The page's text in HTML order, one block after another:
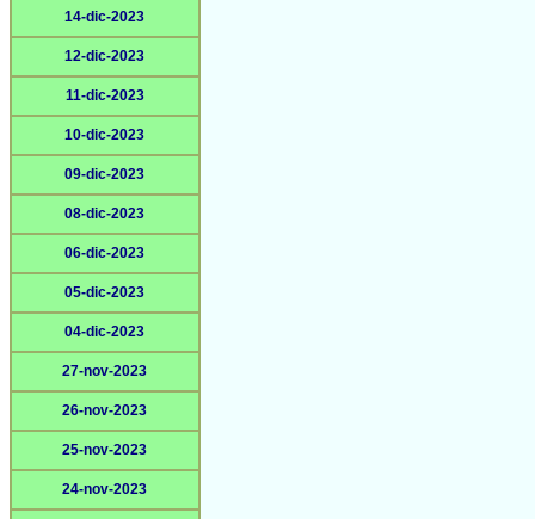
14-dic-2023
12-dic-2023
11-dic-2023
10-dic-2023
09-dic-2023
08-dic-2023
06-dic-2023
05-dic-2023
04-dic-2023
27-nov-2023
26-nov-2023
25-nov-2023
24-nov-2023